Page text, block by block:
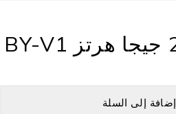
إضافة إلى السلة